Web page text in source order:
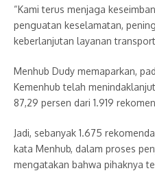
“Kami terus menjaga
penguatan keselamatan,
keberlanjutan layanan
Menhub Dudy memaparkan,
Kemenhub telah
87,29 persen dari 1.919
Jadi, sebanyak 1.675
kata Menhub, dalam proses
mengatakan bahwa pihaknya